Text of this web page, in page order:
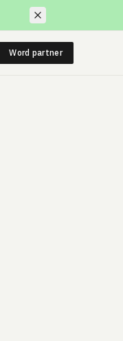
Word partner